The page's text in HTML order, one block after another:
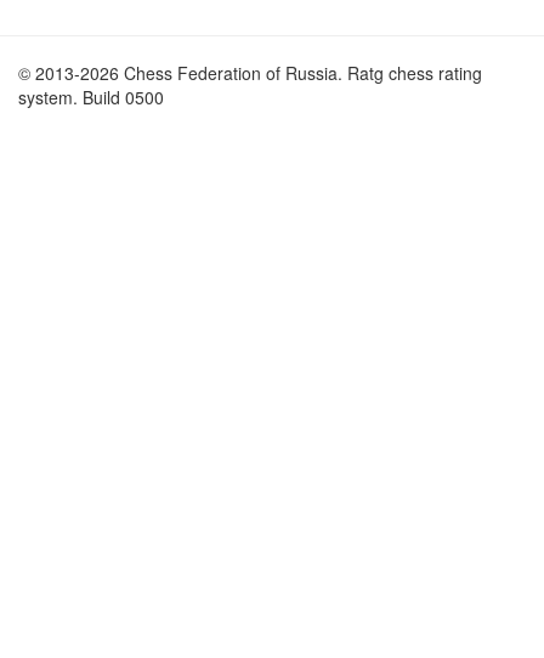
© 2013-2026 Chess Federation of Russia. Ratg chess rating
system. Build 0500